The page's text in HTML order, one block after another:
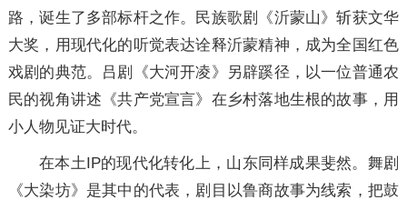
路，诞生了多部标杆之作。民族歌剧《沂蒙山》斩获文华
大奖，用现代化的听觉表达诠释沂蒙精神，成为全国红色
戏剧的典范。吕剧《大河开凌》另辟蹊径，以一位普通农
民的视角讲述《共产党宣言》在乡村落地生根的故事，用
小人物见证大时代。
在本土IP的现代化转化上，山东同样成果斐然。舞剧
《大染坊》是其中的代表，剧目以鲁商故事为线索，把鼓